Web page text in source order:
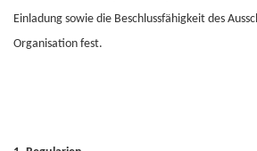
Einladung sowie die Beschlussfähigkeit des
Organisation fest.